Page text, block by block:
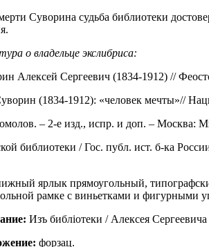
Суворина судьба библиотеки
о владельце экслибриса:
Алексей Сергеевич (1834-1912) //
(1834-1912): «человек мечты»//
– 2-е изд., испр. и доп. – Москва:
библиотеки / Гос. публ. ист. б-ка
ярлык прямоугольный,
рамке с виньетками и фигурными
Изъ библiотеки / Алексея
: форзац.